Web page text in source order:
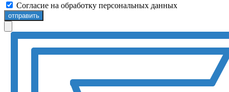
Согласие на обработку персональных данных
отправить